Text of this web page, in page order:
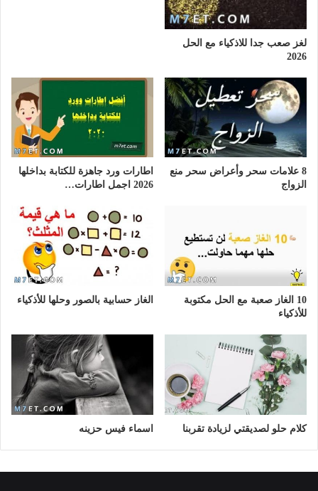
لغز صعب جدا للاذكياء مع الحل
2026
8 علامات سحر وأعراض سحر منع
الزواج
اطارات ورد جاهزة للكتابة بداخلها
2026 اجمل اطارات…
10 الغاز صعبة مع الحل مكتوبة
للأذكياء
الغاز حسابية بالصور وحلها للأذكياء
كلام حلو لصديقتي لزيادة تقربنا اسماء فيس حزينه